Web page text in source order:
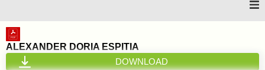
Inicio
Nosotros
ALEXANDER DORIA ESPITIA
DOWNLOAD